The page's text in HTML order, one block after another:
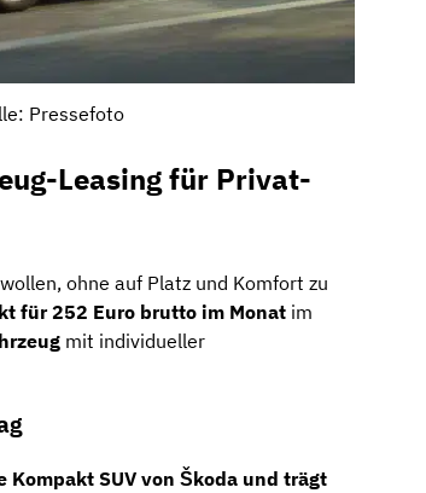
Pressefoto
Leasing für Privat-
ohne auf Platz und Komfort zu
für 252 Euro brutto im Monat im
mit individueller
SUV von Škoda und trägt